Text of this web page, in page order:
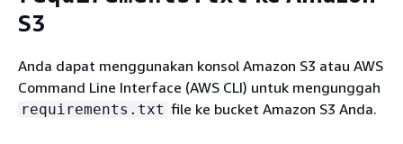
S3
Anda dapat menggunakan konsol Amazon S3 atau AWS
Command Line Interface (AWS CLI) untuk mengunggah
requirements.txt file ke bucket Amazon S3 Anda.